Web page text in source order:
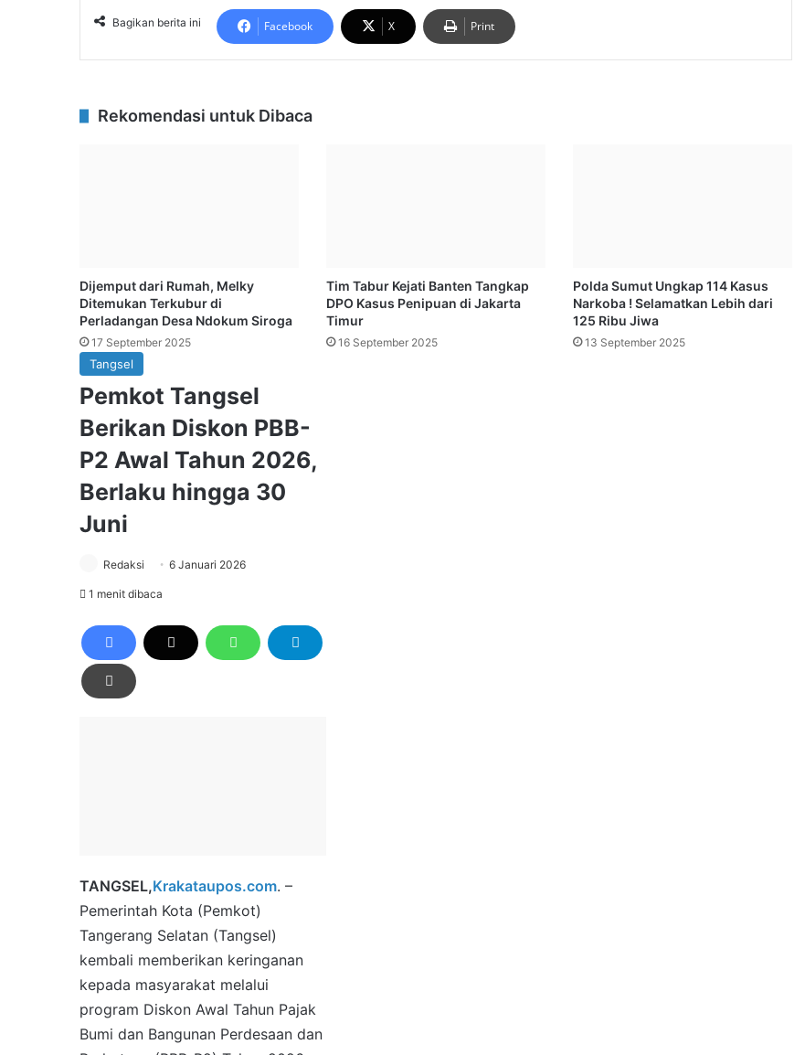
Bagikan berita ini Facebook X Print
Rekomendasi untuk Dibaca
Dijemput dari Rumah, Melky
Ditemukan Terkubur di
Perladangan Desa Ndokum Siroga
17 September 2025
Tim Tabur Kejati Banten Tangkap
DPO Kasus Penipuan di Jakarta
Timur
16 September 2025
Polda Sumut Ungkap 114 Kasus
Narkoba ! Selamatkan Lebih dari
125 Ribu Jiwa
13 September 2025